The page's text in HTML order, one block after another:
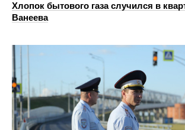
Хлопок бытового газа случился в
Ванеева